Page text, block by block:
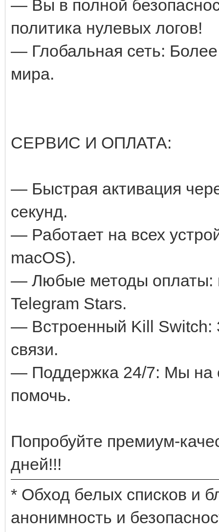
— Вы в полной
политика нулевых логов!
— Глобальная сеть:
мира.
СЕРВИС И ОПЛАТА:
— Быстрая активация
секунд.
— Работает на всех
macOS).
— Любые методы оплаты:
Telegram Stars.
— Встроенный Kill Switch:
связи.
— Поддержка 24/7: Мы на
помочь.
Попробуйте премиум-
дней!!!
* Обход белых списков и
анонимность и